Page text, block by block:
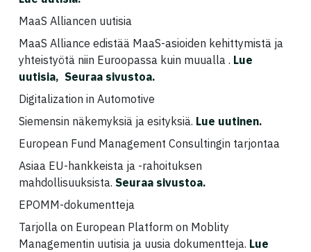
MaaS Alliancen uutisia
MaaS Alliance edistää MaaS-asioiden kehittymistä ja
yhteistyötä niin Euroopassa kuin muualla . Lue
uutisia, Seuraa sivustoa.
Digitalization in Automotive
Siemensin näkemyksiä ja esityksiä. Lue uutinen.
European Fund Management Consultingin tarjontaa
Asiaa EU-hankkeista ja -rahoituksen
mahdollisuuksista. Seuraa sivustoa.
EPOMM-dokumentteja
Tarjolla on European Platform on Moblity
Managementin uutisia ja uusia dokumentteja. Lue